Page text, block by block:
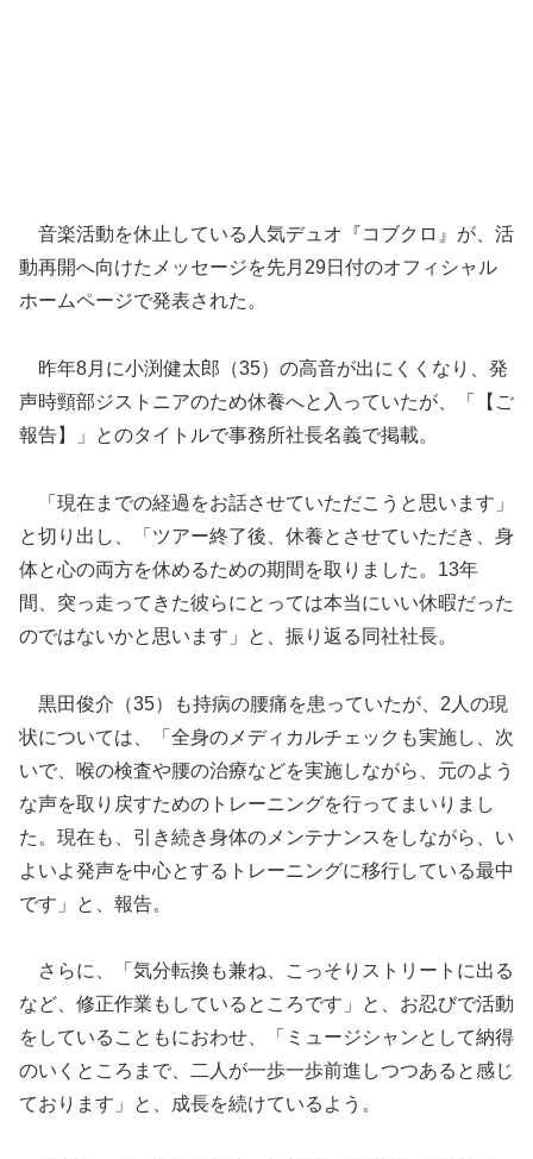
音楽活動を休止している人気デュオ『コブクロ』が、活
動再開へ向けたメッセージを先月29日付のオフィシャル
ホームページで発表された。
昨年8月に小渕健太郎（35）の高音が出にくくなり、発
声時頸部ジストニアのため休養へと入っていたが、「【ご
報告】」とのタイトルで事務所社長名義で掲載。
「現在までの経過をお話させていただこうと思います」
と切り出し、「ツアー終了後、休養とさせていただき、身
体と心の両方を休めるための期間を取りました。13年
間、突っ走ってきた彼らにとっては本当にいい休暇だった
のではないかと思います」と、振り返る同社社長。
黒田俊介（35）も持病の腰痛を患っていたが、2人の現
状については、「全身のメディカルチェックも実施し、次
いで、喉の検査や腰の治療などを実施しながら、元のよう
な声を取り戻すためのトレーニングを行ってまいりまし
た。現在も、引き続き身体のメンテナンスをしながら、い
よいよ発声を中心とするトレーニングに移行している最中
です」と、報告。
さらに、「気分転換も兼ね、こっそりストリートに出る
など、修正作業もしているところです」と、お忍びで活動
をしていることもにおわせ、「ミュージシャンとして納得
のいくところまで、二人が一歩一歩前進しつつあると感じ
ております」と、成長を続けているよう。